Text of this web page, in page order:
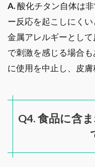
A.酸化チタン自体は
ー反応を起こしにく
金属アレルギーとし
で刺激を感じる場合
に使用を中止し、皮膚
Q4. 食品に含